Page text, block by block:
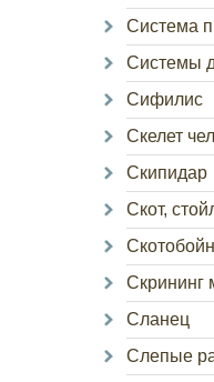
Система
Системы
Сифилис
Скелет
Скипидар
Скот,
Скрининг
Сланец
Слепые